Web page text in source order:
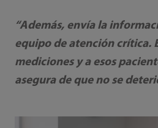
‎“Además, envía la
equipo de atención crítica.
mediciones y a esos
asegura de que no se